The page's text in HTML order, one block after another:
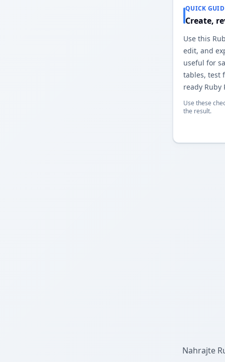
QUICK
Create,
Use this
edit, and
useful for
tables, test
ready Ruby
Use these
the result.
Nahrajte